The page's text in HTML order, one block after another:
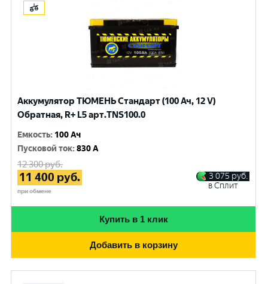
Аккумулятор ТЮМЕНЬ Стандарт (100 Ач, 12 V)
Обратная, R+ L5 арт.TNS100.0
Емкость: 100 Ач
Пусковой ток:830 A
12 300руб.
11 400 руб.
при обмене
3 075 руб.
в Сплит
Купить в 1 клик
Добавить в корзину